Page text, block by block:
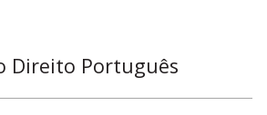
Direito Português